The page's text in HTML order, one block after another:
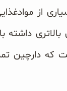
از
بالاتری
دارچین